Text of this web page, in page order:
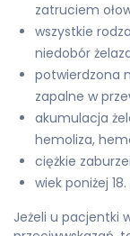
zatruciem
wszystkie
niedobór
potwierdzona
zapalne w
akumulacja
hemoliza,
ciężkie
wiek poniżej
Jeżeli u pacjentki